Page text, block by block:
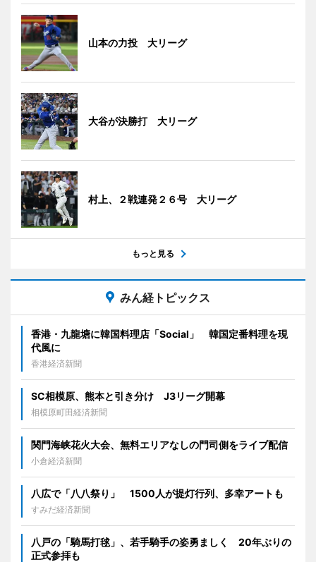
山本の力投 大リーグ
大谷が決勝打 大リーグ
村上、２戦連発２６号 大リーグ
もっと見る
みん経トピックス
香港・九龍塘に韓国料理店「Social」 韓国定番料理を現
代風に
香港経済新聞
SC相模原、熊本と引き分け J3リーグ開幕
相模原町田経済新聞
関門海峡花火大会、無料エリアなしの門司側をライブ配信
小倉経済新聞
八広で「八八祭り」 1500人が提灯行列、多幸アートも
すみだ経済新聞
八戸の「騎馬打毬」、若手騎手の姿勇ましく 20年ぶりの
正式参拝も